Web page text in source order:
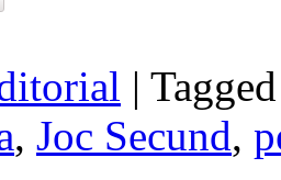
|
, Joc Secund,